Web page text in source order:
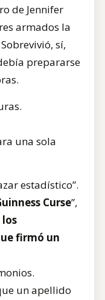
de Jennifer
armados la
sí,
prepararse
una sola
estadístico”.
Curse”,
firmó un
un apellido